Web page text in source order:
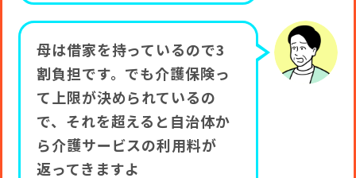
母は借家を持っているので3
割負担です。でも介護保険っ
て上限が決められているの
で、それを超えると自治体か
ら介護サービスの利用料が
返ってきますよ